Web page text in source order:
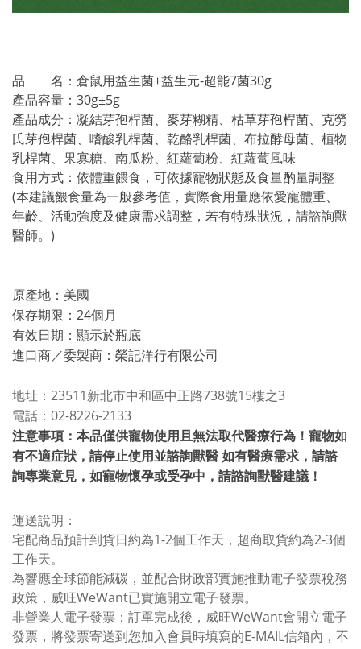
品 名：倉鼠用益生菌+益生元-超能7菌30g
產品容量：30g±5g
產品成分：凝結芽孢桿菌、麥芽糊精、枯草芽孢桿菌、克勞
氏芽孢桿菌、嗜酸乳桿菌、乾酪乳桿菌、布拉酵母菌、植物
乳桿菌、果寡糖、南瓜粉、紅蘿蔔粉、紅蘿蔔風味
食用方式：依體重餵食，可依據寵物狀態及食量酌量調整
(本建議餵食量為一般參考值，實際食用量應依愛寵體重、
年齡、活動強度及健康需求調整，若有特殊狀況，請諮詢獸
醫師。)
原產地：美國
保存期限：24個月
有效日期：顯示於瓶底
進口商／委製商：榮記洋行有限公司
地址：23511新北市中和區中正路738號15樓之3
電話：02-8226-2133
注意事項：本品僅供寵物使用且無法取代醫療行為！寵物如
有不適症狀，請停止使用並諮詢獸醫 如有醫療需求，請諮
詢專業意見，如寵物懷孕或受孕中，請諮詢獸醫建議！
運送說明：
宅配商品預計到貨日約為1-2個工作天，超商取貨約為2-3個
工作天。
為響應全球節能減碳，並配合財政部實施推動電子發票稅務
政策，威旺WeWant已實施開立電子發票。
非營業人電子發票：訂單完成後，威旺WeWant會開立電子
發票，將發票寄送到您加入會員時填寫的E-MAIL信箱內，不